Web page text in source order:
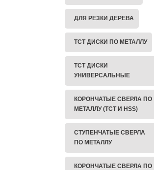
ДЛЯ РЕЗКИ ДЕРЕВА
ТСТ ДИСКИ ПО МЕТАЛЛУ
ТСТ ДИСКИ
УНИВЕРСАЛЬНЫЕ
КОРОНЧАТЫЕ СВЕРЛА ПО
МЕТАЛЛУ (TCT И HSS)
СТУПЕНЧАТЫЕ СВЕРЛА
ПО МЕТАЛЛУ
КОРОНЧАТЫЕ СВЕРЛА ПО